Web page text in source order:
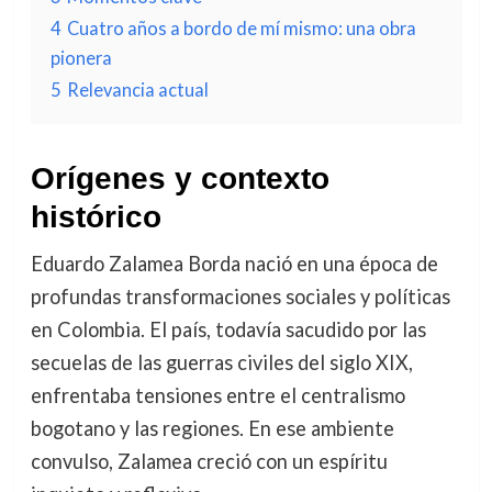
4 Cuatro años a bordo de mí mismo: una obra
pionera
5 Relevancia actual
Orígenes y contexto
histórico
Eduardo Zalamea Borda nació en una época de
profundas transformaciones sociales y políticas
en Colombia. El país, todavía sacudido por las
secuelas de las guerras civiles del siglo XIX,
enfrentaba tensiones entre el centralismo
bogotano y las regiones. En ese ambiente
convulso, Zalamea creció con un espíritu